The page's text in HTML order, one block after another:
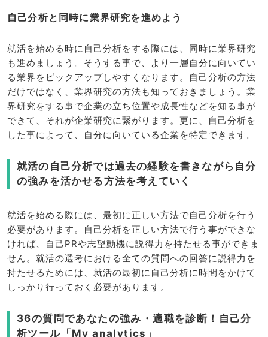
自己分析と同時に業界研究を進めよう
就活を始める時に自己分析をする際には、同時に業界研究
も進めましょう。そうする事で、より一層自分に向いてい
る業界をピックアップしやすくなります。自己分析の方法
だけではなく、業界研究の方法も知っておきましょう。業
界研究をする事で企業の立ち位置や成長性などを知る事が
できて、それが企業研究に繋がります。更に、自己分析を
した事によって、自分に向いている企業を特定できます。
就活の自己分析では過去の経験を書きながら自分
の強みを活かせる方法を考えていく
就活を始める際には、最初に正しい方法で自己分析を行う
必要があります。自己分析を正しい方法で行う事ができな
ければ、自己PRや志望動機に説得力を持たせる事ができま
せん。就活の選考における全ての質問への回答に説得力を
持たせるためには、就活の最初に自己分析に時間をかけて
しっかり行っておく必要があります。
36の質問であなたの強み・適職を診断！自己分
析ツール「My analytics」